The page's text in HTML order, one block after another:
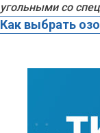
угольными со
Как выбрать